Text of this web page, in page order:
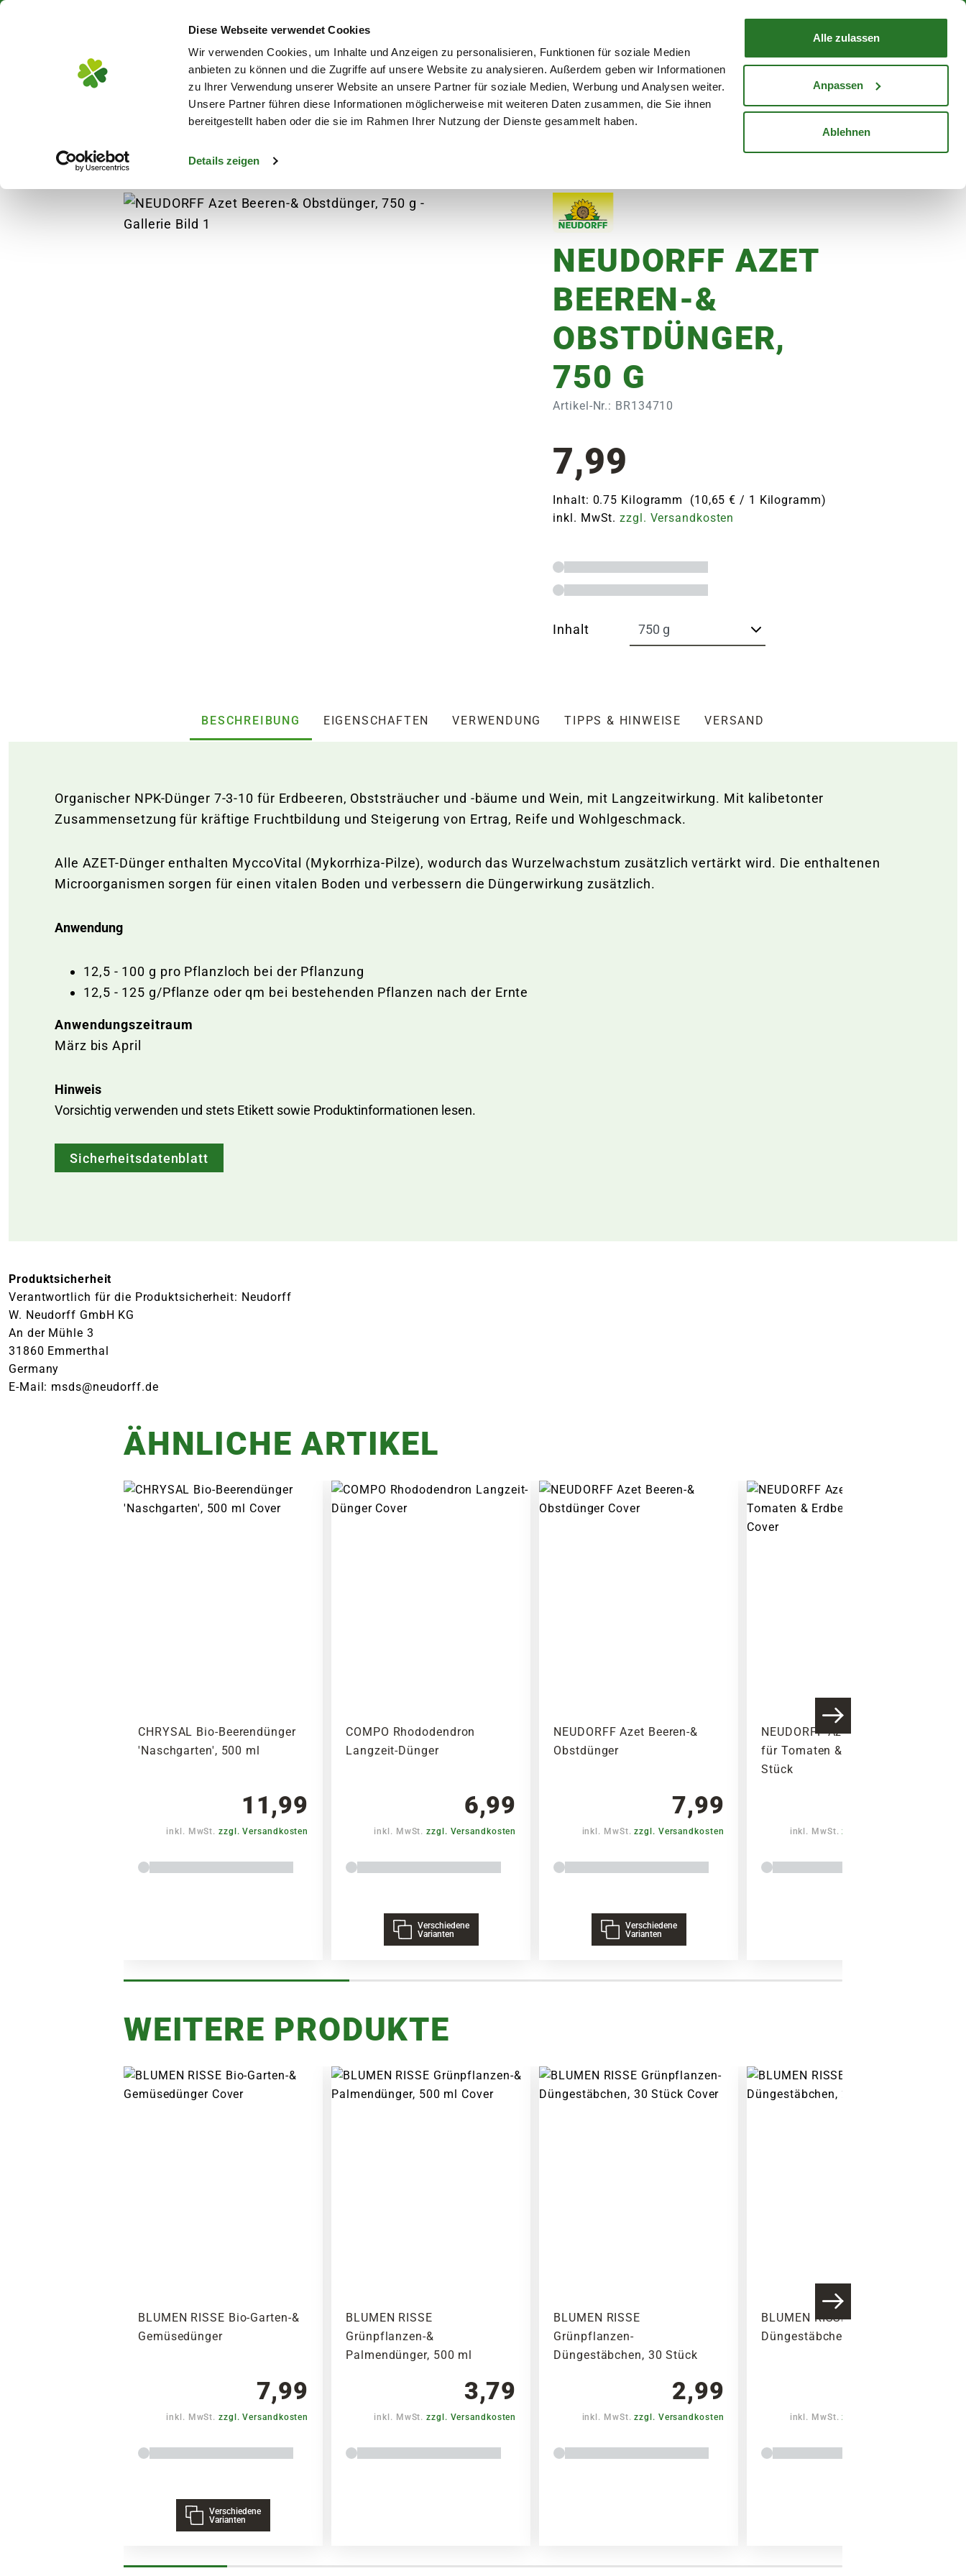
Diese Webseite verwendet Cookies
Wir verwenden Cookies, um Inhalte und Anzeigen zu personalisieren, Funktionen für soziale Medien
anbieten zu können und die Zugriffe auf unsere Website zu analysieren. Außerdem geben wir Informationen
zu Ihrer Verwendung unserer Website an unsere Partner für soziale Medien, Werbung und Analysen weiter.
Unsere Partner führen diese Informationen möglicherweise mit weiteren Daten zusammen, die Sie ihnen
bereitgestellt haben oder die sie im Rahmen Ihrer Nutzung der Dienste gesammelt haben.
Details zeigen
Alle zulassen
Anpassen
Ablehnen
Mein KontoStandorte
WARENKORB
Blumen Pflanzen Garten Aktuelles Ratgeber Gutscheine Karriere
Gartenausstattung Hochbeete & Frühbeete
NEUDORFF AZET
BEEREN-&
OBSTDÜNGER,
750 G
Artikel-Nr.: BR134710
7,99
Inhalt: 0.75 Kilogramm (10,65 € / 1 Kilogramm)
inkl. MwSt.zzgl. Versandkosten
Inhalt
BESCHREIBUNG EIGENSCHAFTEN VERWENDUNG TIPPS & HINWEISE VERSAND
Organischer NPK-Dünger 7-3-10 für Erdbeeren, Obststräucher und -bäume und Wein, mit Langzeitwirkung. Mit kalibetonter
Zusammensetzung für kräftige Fruchtbildung und Steigerung von Ertrag, Reife und Wohlgeschmack.
Alle AZET-Dünger enthalten MyccoVital (Mykorrhiza-Pilze), wodurch das Wurzelwachstum zusätzlich vertärkt wird. Die enthaltenen
Microorganismen sorgen für einen vitalen Boden und verbessern die Düngerwirkung zusätzlich.
Anwendung
12,5 - 100 g pro Pflanzloch bei der Pflanzung
12,5 - 125 g/Pflanze oder qm bei bestehenden Pflanzen nach der Ernte
Anwendungszeitraum
März bis April
Hinweis
Vorsichtig verwenden und stets Etikett sowie Produktinformationen lesen.
Sicherheitsdatenblatt
Produktsicherheit
Verantwortlich für die Produktsicherheit: Neudorff
W. Neudorff GmbH KG
An der Mühle 3
31860 Emmerthal
Germany
E-Mail: msds@neudorff.de
ÄHNLICHE ARTIKEL
CHRYSAL Bio-Beerendünger
'Naschgarten', 500 ml
11,99
inkl. MwSt.zzgl. Versandkosten
COMPO Rhododendron
Langzeit-Dünger
6,99
inkl. MwSt.zzgl. Versandkosten
Verschiedene
Varianten
NEUDORFF Azet Beeren-&
Obstdünger
7,99
inkl. MwSt.zzgl. Versandkosten
Verschiedene
Varianten
NEUDORFF Azet DüngeSticks
für Tomaten & Erdbeeren, 40
Stück
inkl. MwSt.zzgl. Versandkosten
WEITERE PRODUKTE
BLUMEN RISSE Bio-Garten-&
Gemüsedünger
7,99
inkl. MwSt.zzgl. Versandkosten
Verschiedene
Varianten
BLUMEN RISSE
Grünpflanzen-&
Palmendünger, 500 ml
3,79
inkl. MwSt.zzgl. Versandkosten
BLUMEN RISSE
Grünpflanzen-
Düngestäbchen, 30 Stück
2,99
inkl. MwSt.zzgl. Versandkosten
BLUMEN RISSE Orchideen-
Düngestäbchen, 20 Stück
inkl. MwSt.zzgl. Versandkosten